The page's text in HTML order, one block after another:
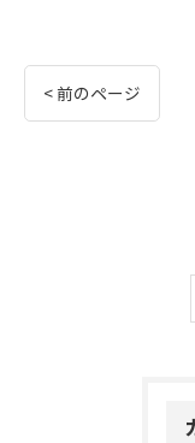
< 前のページ